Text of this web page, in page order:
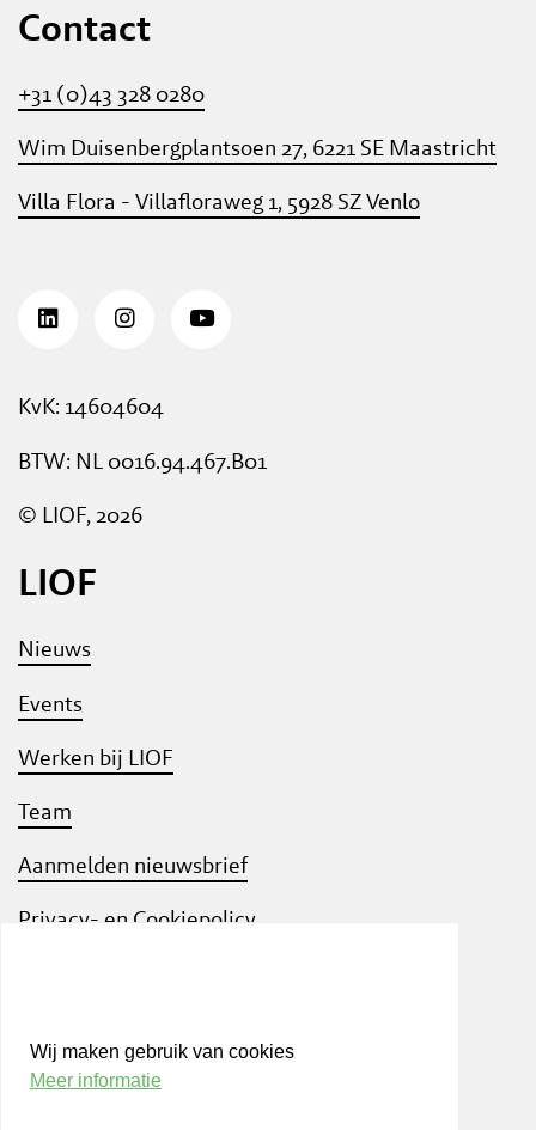
Wij maken gebruik van cookies
Meer informatie
Contact
+31 (0)43 328 0280
Wim Duisenbergplantsoen 27, 6221 SE Maastricht
Villa Flora - Villafloraweg 1, 5928 SZ Venlo
KvK: 14604604
BTW: NL 0016.94.467.B01
© LIOF, 2026
LIOF
Nieuws
Events
Werken bij LIOF
Team
Aanmelden nieuwsbrief
Privacy- en Cookiepolicy